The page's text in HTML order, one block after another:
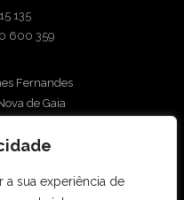
a sua experiência de
135
600 359
Fernandes
de Gaia